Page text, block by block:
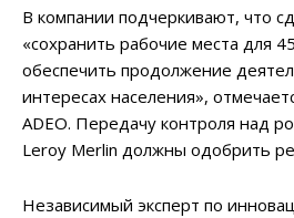
В компании подчеркивают, что
«сохранить рабочие места для
обеспечить продолжение
интересах населения»,
ADEO. Передачу контроля над
Leroy Merlin должны одобрить
Независимый эксперт по